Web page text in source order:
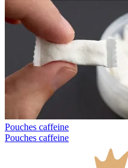
Pouches caffeine
Pouches caffeine